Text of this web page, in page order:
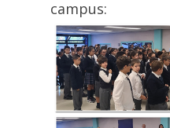
campus: